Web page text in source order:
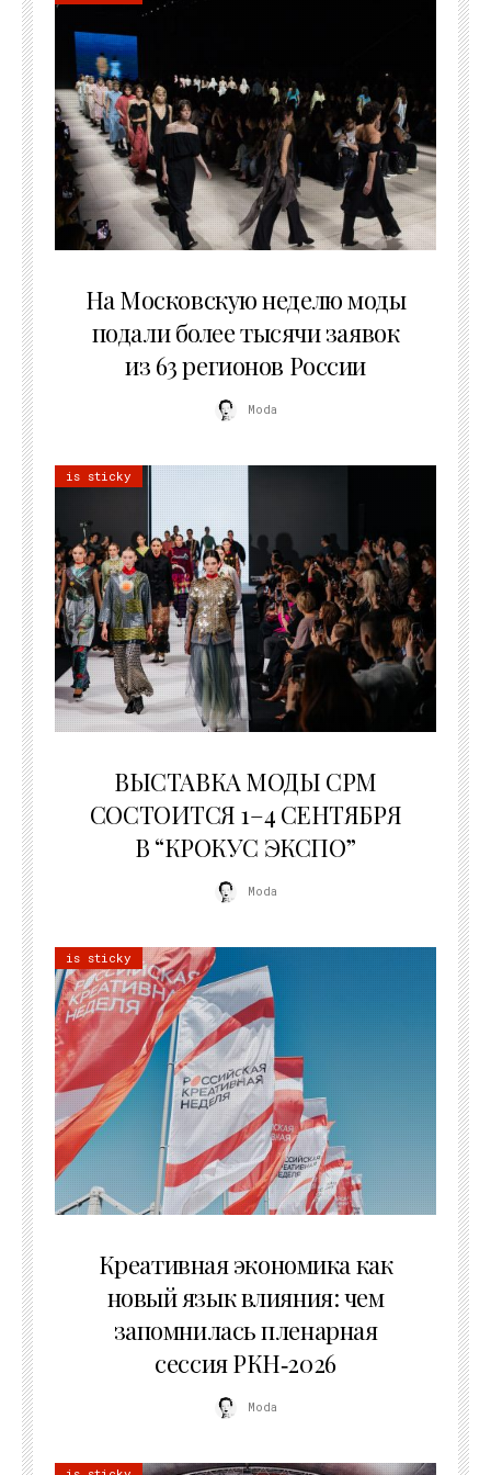
На Московскую неделю моды
подали более тысячи заявок
из 63 регионов России
Moda
is sticky
ВЫСТАВКА МОДЫ CPM
СОСТОИТСЯ 1–4 СЕНТЯБРЯ
В “КРОКУС ЭКСПО”
Moda
is sticky
Креативная экономика как
новый язык влияния: чем
запомнилась пленарная
сессия РКН‑2026
Moda